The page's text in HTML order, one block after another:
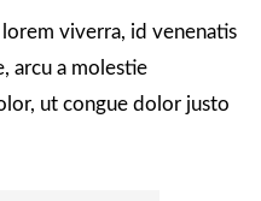
viverra, id venenatis
arcu a molestie
ut congue dolor justo